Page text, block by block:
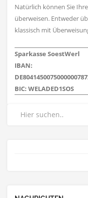
Natürlich können Sie
überweisen. Entweder
klassisch mit
Sparkasse SoestWerl
IBAN:
BIC: WELADED1SOS